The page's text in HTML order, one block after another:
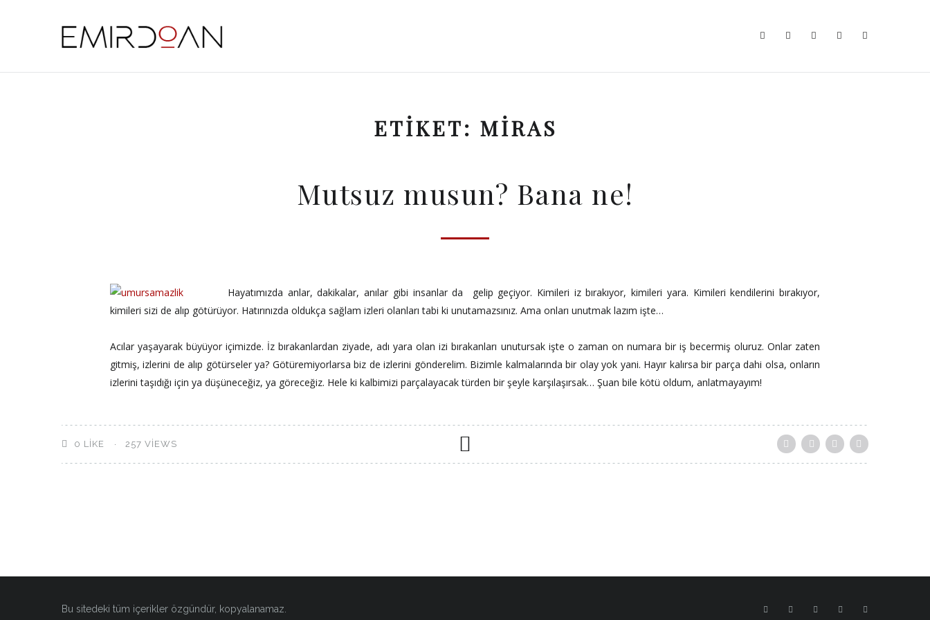
ETIKET: MIRAS
Mutsuz musun? Bana ne!
Hayatımızda anlar, dakikalar, anılar gibi insanlar da gelip geçiyor. Kimileri iz bırakıyor, kimileri yara. Kimileri kendilerini bırakıyor,
kimileri sizi de alıp götürüyor. Hatırınızda oldukça sağlam izleri olanları tabi ki unutamazsınız. Ama onları unutmak lazım işte…
Acılar yaşayarak büyüyor içimizde. İz bırakanlardan ziyade, adı yara olan izi bırakanları unutursak işte o zaman on numara bir iş becermiş oluruz. Onlar zaten
gitmiş, izlerini de alıp götürseler ya? Götüremiyorlarsa biz de izlerini gönderelim. Bizimle kalmalarında bir olay yok yani. Hayır kalırsa bir parça dahi olsa, onların
izlerini taşıdığı için ya düşüneceğiz, ya göreceğiz. Hele ki kalbimizi parçalayacak türden bir şeyle karşılaşırsak… Şuan bile kötü oldum, anlatmayayım!
0 LIKE 257 VIEWS
Bu sitedeki tüm içerikler özgündür, kopyalanamaz.